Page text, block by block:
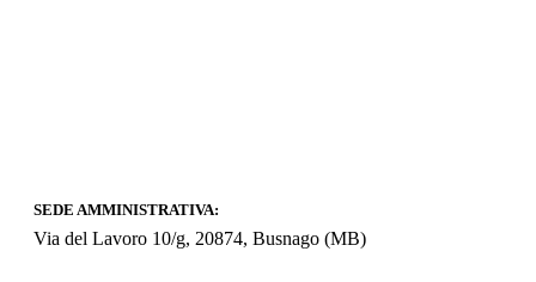
SEDE AMMINISTRATIVA:
Via del Lavoro 10/g, 20874, Busnago (MB)